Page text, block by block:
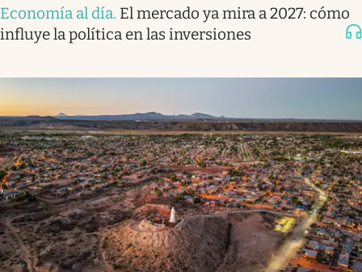
Economía al día. El mercado ya mira a 2027: cómo
influye la política en las inversiones